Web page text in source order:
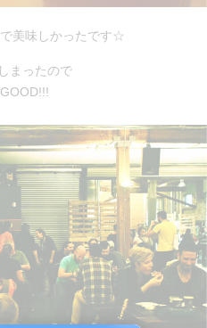
美味しかったです☆
まったので